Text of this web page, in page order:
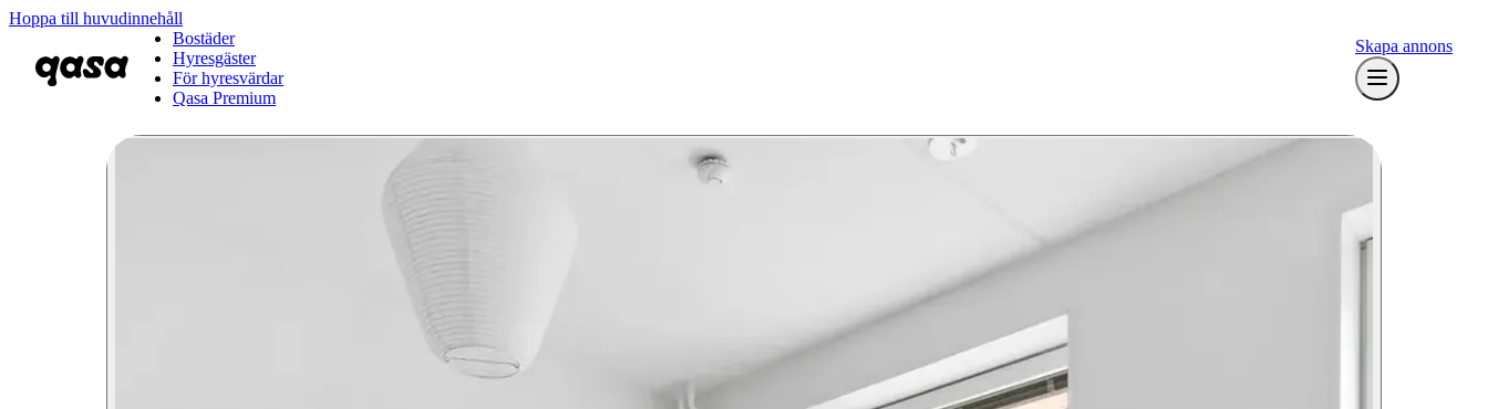
Hoppa till huvudinnehåll
Bostäder
Hyresgäster
För hyresvärdar
Qasa Premium
Skapa annons